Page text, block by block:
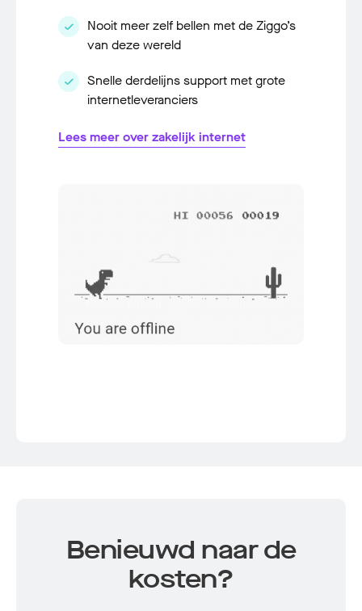
Nooit meer zelf bellen met de Ziggo’s
van deze wereld
Snelle derdelijns support met grote
internetleveranciers
Lees meer over zakelijk internet
Benieuwd naar de
kosten?